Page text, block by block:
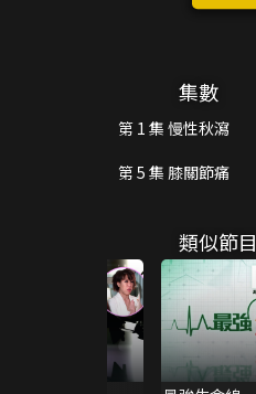
集數
第 1 集 慢性秋瀉
第 5 集 膝關節痛
類似節目